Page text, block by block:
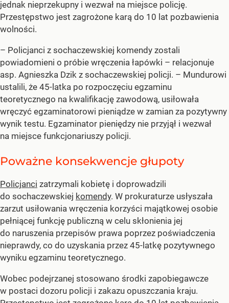
jednak nieprzekupny i wezwał na miejsce policję.
Przestępstwo jest zagrożone karą do 10 lat pozbawienia
wolności.
– Policjanci z sochaczewskiej komendy zostali
powiadomieni o próbie wręczenia łapówki – relacjonuje
asp. Agnieszka Dzik z sochaczewskiej policji. – Mundurowi
ustalili, że 45-latka po rozpoczęciu egzaminu
teoretycznego na kwalifikację zawodową, usiłowała
wręczyć egzaminatorowi pieniądze w zamian za pozytywny
wynik testu. Egzaminator pieniędzy nie przyjął i wezwał
na miejsce funkcjonariuszy policji.
Poważne konsekwencje głupoty
Policjanci zatrzymali kobietę i doprowadzili
do sochaczewskiej komendy. W prokuraturze usłyszała
zarzut usiłowania wręczenia korzyści majątkowej osobie
pełniącej funkcję publiczną w celu skłonienia jej
do naruszenia przepisów prawa poprzez poświadczenia
nieprawdy, co do uzyskania przez 45-latkę pozytywnego
wyniku egzaminu teoretycznego.
Wobec podejrzanej stosowano środki zapobiegawcze
w postaci dozoru policji i zakazu opuszczania kraju.